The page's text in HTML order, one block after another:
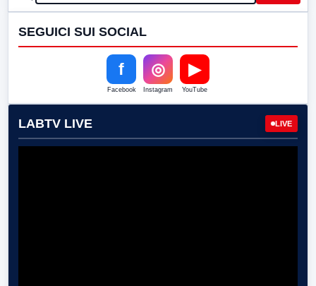
SEGUICI SUI SOCIAL
f
Facebook
◎
Instagram
▶
YouTube
LABTV LIVE LIVE